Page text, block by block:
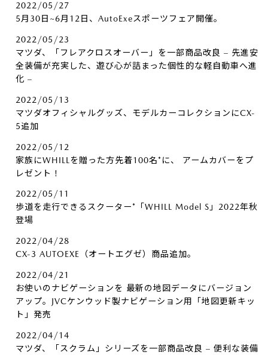
2022/05/27
5月30日~6月12日、AutoExeスポーツフェア開催。
2022/05/23
マツダ、「フレアクロスオーバー」を一部商品改良 – 先進安
全装備が充実した、遊び心が詰まった個性的な軽自動車へ進
化 –
2022/05/13
マツダオフィシャルグッズ、モデルカーコレクションにCX-
5追加
2022/05/12
家族にWHILLを贈った方先着100名*に、​ アームカバーをプ
レゼント！
2022/05/11
歩道を走行できるスクーター*「WHILL Model S」2022年秋
登場
2022/04/28
CX-3 AUTOEXE（オートエグゼ）商品追加。
2022/04/21
お使いのナビゲーションを 最新の地図データにバージョン
アップ。JVCケンウッド製ナビゲーション用「地図更新キッ
ト」発売
2022/04/14
マツダ、「スクラム」シリーズを一部商品改良 – 便利な装備